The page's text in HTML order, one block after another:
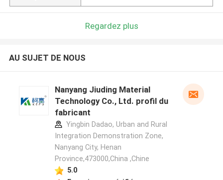
Regardez plus
AU SUJET DE NOUS
Nanyang Jiuding Material
Technology Co., Ltd. profil du
fabricant
Yingbin Dadao, Urban and Rural
Integration Demonstration Zone,
Nanyang City, Henan
Province,473000,China ,Chine
5.0